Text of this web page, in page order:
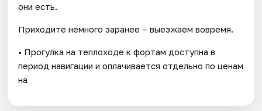
они есть.
Приходите немного заранее – выезжаем вовремя.
• Прогулка на теплоходе к фортам доступна в
период навигации и оплачивается отдельно по ценам
на